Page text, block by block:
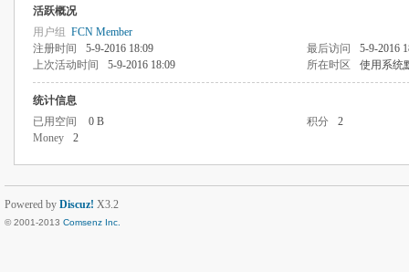
活跃概况
用户组 FCN Member
注册时间
5-9-2016 18:09 最后访问
5-9-2016
上次活动时间
5-9-2016 18:09 所在时区 使用系统
统计信息
已用空间
0 B 积分
2
Money
2
Powered by Discuz! X3.2
© 2001-2013 Comsenz Inc.